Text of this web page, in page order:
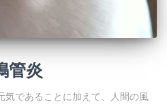
管炎
気であることに加えて、人間の風